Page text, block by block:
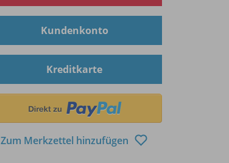
Kundenkonto
Kreditkarte
Zum Merkzettel hinzufügen